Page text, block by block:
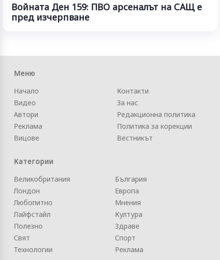
Войната Ден 159: ПВО арсеналът на САЩ е
пред изчерпване
Меню
Начало
Видео
Автори
Реклама
Вицове
Контакти
За нас
Редакционна политика
Политика за корекции
Вестникът
Категории
Великобритания
Лондон
Любопитно
Лайфстайл
Полезно
Свят
Технологии
България
Европа
Мнения
Култура
Здраве
Спорт
Реклама